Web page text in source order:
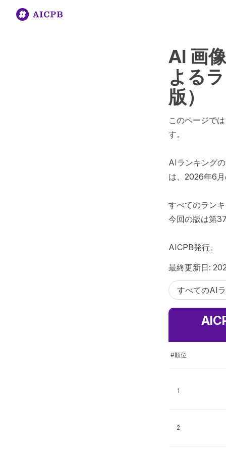
AI 画
よる
版）
このページで
す。
AIランキング
は、2026年6月
すべてのラン
今回の版は第37
AICPB発行。
最終更新日:
すべてのAI
#順位
1
2